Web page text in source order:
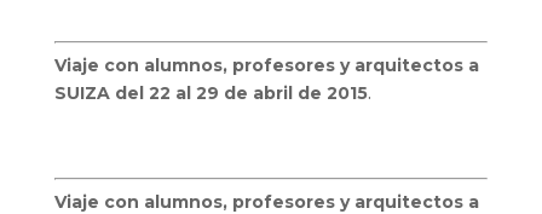
Viaje con alumnos, profesores y arquitectos a
SUIZA del 22 al 29 de abril de 2015.
Viaje con alumnos, profesores y arquitectos a